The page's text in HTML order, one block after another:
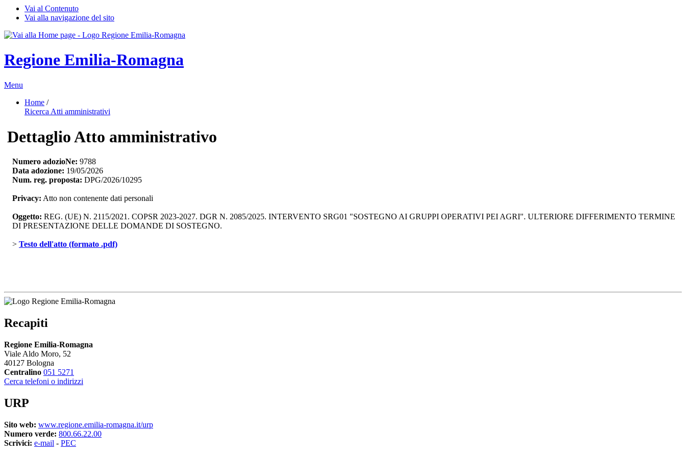
Vai al Contenuto
Vai alla navigazione del sito
Regione Emilia-Romagna
Menu
Home /
Ricerca Atti amministrativi
Dettaglio Atto amministrativo
Numero adozioNe: 9788
Data adozione: 19/05/2026
Num. reg. proposta: DPG/2026/10295
Privacy: Atto non contenente dati personali
Oggetto: REG. (UE) N. 2115/2021. COPSR 2023-2027. DGR N. 2085/2025. INTERVENTO SRG01 "SOSTEGNO AI GRUPPI OPERATIVI PEI AGRI". ULTERIORE DIFFERIMENTO TERMINE
DI PRESENTAZIONE DELLE DOMANDE DI SOSTEGNO.
> Testo dell'atto (formato .pdf)
Recapiti
Regione Emilia-Romagna
Viale Aldo Moro, 52
40127 Bologna
Centralino 051 5271
Cerca telefoni o indirizzi
URP
Sito web: www.regione.emilia-romagna.it/urp
Numero verde: 800.66.22.00
Scrivici: e-mail - PEC